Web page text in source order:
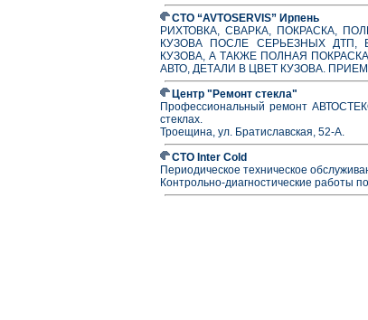
СТО “AVTOSERVIS” Ирпень
РИХТОВКА, СВАРКА, ПОКРАСКА,
КУЗОВА ПОСЛЕ СЕРЬЕЗНЫХ ДТП,
КУЗОВА, А ТАКЖЕ ПОЛНАЯ
АВТО, ДЕТАЛИ В ЦВЕТ КУЗОВА.
Центр "Ремонт стекла"
Профессиональный ремонт
стеклах.
Троещина, ул. Братиславская, 52-А.
СТО Inter Cold
Периодическое техническое
Контрольно-диагностические работы